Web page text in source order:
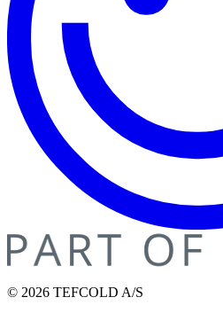
© 2026 TEFCOLD A/S